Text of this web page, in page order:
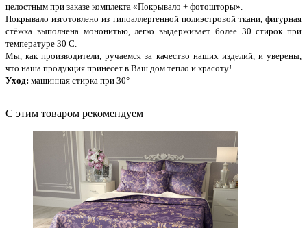
целостным при заказе комплекта «Покрывало + фотошторы».
Покрывало изготовлено из гипоаллергенной полиэстровой ткани, фигурная
стёжка выполнена мононитью, легко выдерживает более 30 стирок при
температуре 30 С.
Мы, как производители, ручаемся за качество наших изделий, и уверены,
что наша продукция принесет в Ваш дом тепло и красоту!
Уход: машинная стирка при 30°
С этим товаром рекомендуем